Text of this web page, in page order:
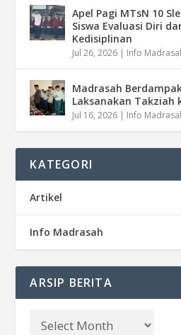
Apel Pagi MTsN 10
Siswa Evaluasi Diri
Kedisiplinan
Jul 26, 2026 | Info
Madrasah
Laksanakan Takziah
Jul 16, 2026 | Info
KATEGORI
Artikel
Info Madrasah
ARSIP BERITA